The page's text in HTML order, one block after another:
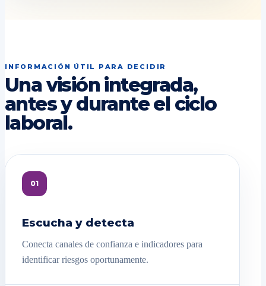
INFORMACIÓN ÚTIL PARA DECIDIR
Una visión integrada,
antes y durante el ciclo
laboral.
01
Escucha y detecta
Conecta canales de confianza e indicadores para
identificar riesgos oportunamente.